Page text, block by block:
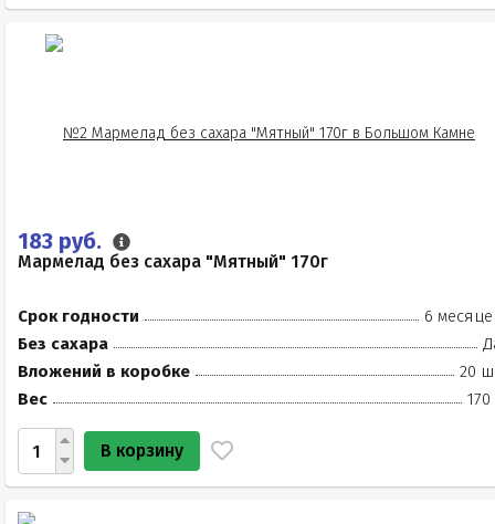
183 руб.
Мармелад без сахара "Мятный" 170г
Срок годности
6
Без сахара
Вложений в коробке
20
Вес
170
В корзину